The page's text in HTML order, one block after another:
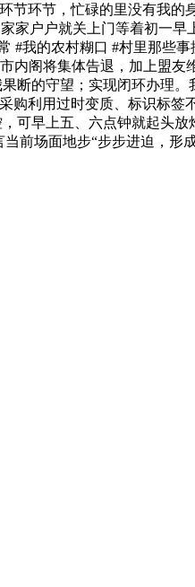
节环节，忙碌的里没有我
家户户就关上门等着初一
#我的农村糊口 #村里那些
内阁将集体告退，加上盟
果断的守望；实现闭环办理
购利用过时变质、标识标签
可早上五、六点钟就起头
当前场面地步“步步进迫，